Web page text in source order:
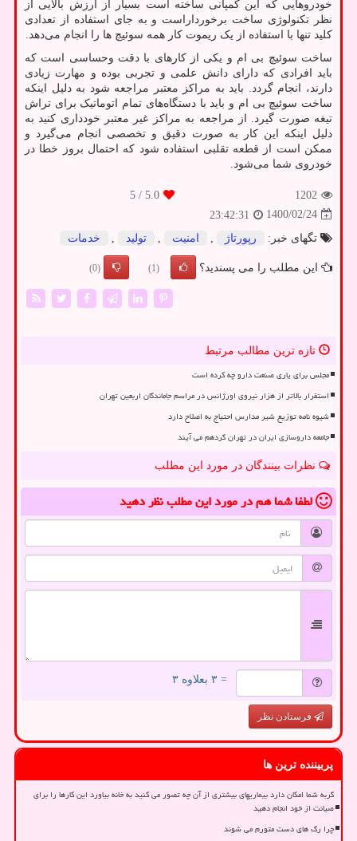
خودروهایی که این کمپانی ساخته است بسیار از ارزش بالایی از
نظر تکنولوژی ساخت برخورداراست و به جای استفاده از تعدادی
کلید تنها با استفاده از یک ریموت کار همه سوئیچ ها را انجام می‌دهد.
ساخت سوئیچ بی ام و یکی از کارهای با دقت وحساسی است که
باید افرادی که دارای دانش علمی و تجربی بوده و مهارت زیادی
دارند، انجام گردد. باید به مراکز معتبر مراجعه شود به دلیل اینکه
ساخت سوئیچ بی ام و باید با دستگاه‌های تمام اتوماتیک برای تراش
تیغه صورت گیرد. از مراجعه به مراکز غیر معتبر خودداری کنید به
دلیل اینکه این کار به صورت دقیق و تخصصی انجام می‌گیرد و
ممکن است از قطعه تقلبی استفاده شود که احتمال بروز خطا در
خودروی شما می‌شود.
1202
5.0
/ 5
1400/02/24
23:42:31
تگهای خبر:
رپورتاژ , امنیت , تولید , خدمات
این مطلب را می پسندید؟ (1)
(0)
تازه ترین مطالب مرتبط
مجلس برای یاری صنعت دارو چه کرده است
استقرار بالاتر از هزار نیروی اورژانس در مراسم جاماندگان اربعین تهران
شیوه نامه توزیع شیر مدارس احتیاج به اصلاح دارد
جامعه داروسازی ایران در تهران گردهم می آیند
نظرات بینندگان در مورد این مطلب
لطفا شما همدر مورد این مطلبنظر دهید
= ۳ بعلاوه ۳
فرستادن نظر
پربیننده ترین ها
گربه شما امکان دارد بیماریهای بیشتری از آن چه تصور می کنید به خانه بیاورد این کارها را برای
صیانت از خود انجام دهید
چرا رگ های دست متورم می شوند